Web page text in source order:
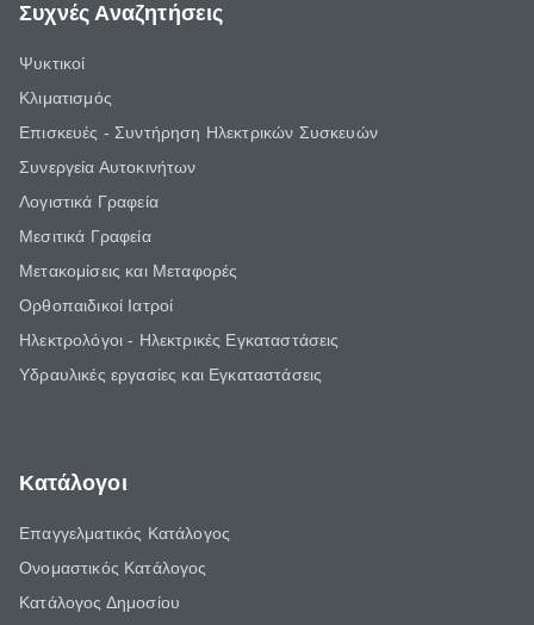
Συχνές Αναζητήσεις
Ψυκτικοί
Κλιματισμός
Επισκευές - Συντήρηση Ηλεκτρικών Συσκευών
Συνεργεία Αυτοκινήτων
Λογιστικά Γραφεία
Μεσιτικά Γραφεία
Μετακομίσεις και Μεταφορές
Ορθοπαιδικοί Ιατροί
Ηλεκτρολόγοι - Ηλεκτρικές Εγκαταστάσεις
Υδραυλικές εργασίες και Εγκαταστάσεις
Κατάλογοι
Επαγγελματικός Κατάλογος
Ονομαστικός Κατάλογος
Κατάλογος Δημοσίου